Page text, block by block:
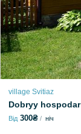
village Svitiaz
Dobryy hospodar
Від 300₴ ніч